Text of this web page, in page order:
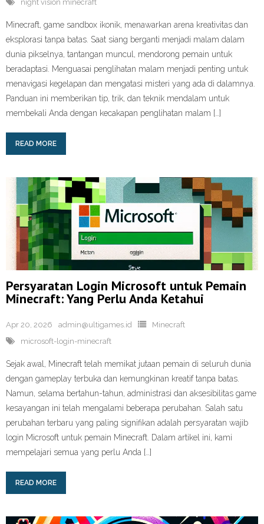
night vision minecraft
Minecraft, game sandbox ikonik, menawarkan arena kreativitas dan
eksplorasi tanpa batas. Saat siang berganti menjadi malam dalam
dunia pikselnya, tantangan muncul, mendorong pemain untuk
beradaptasi. Menguasai penglihatan malam menjadi penting untuk
menavigasi kegelapan dan mengatasi misteri yang ada di dalamnya.
Panduan ini memberikan tip, trik, dan teknik mendalam untuk
membekali Anda dengan kecakapan penglihatan malam […]
READ MORE
Persyaratan Login Microsoft untuk Pemain
Minecraft: Yang Perlu Anda Ketahui
Apr 20, 2026 admin@ultigames.id
Minecraft
microsoft-login-minecraft
Sejak awal, Minecraft telah memikat jutaan pemain di seluruh dunia
dengan gameplay terbuka dan kemungkinan kreatif tanpa batas.
Namun, selama bertahun-tahun, administrasi dan aksesibilitas game
kesayangan ini telah mengalami beberapa perubahan. Salah satu
perubahan terbaru yang paling signifikan adalah persyaratan wajib
login Microsoft untuk pemain Minecraft. Dalam artikel ini, kami
mempelajari semua yang perlu Anda […]
READ MORE